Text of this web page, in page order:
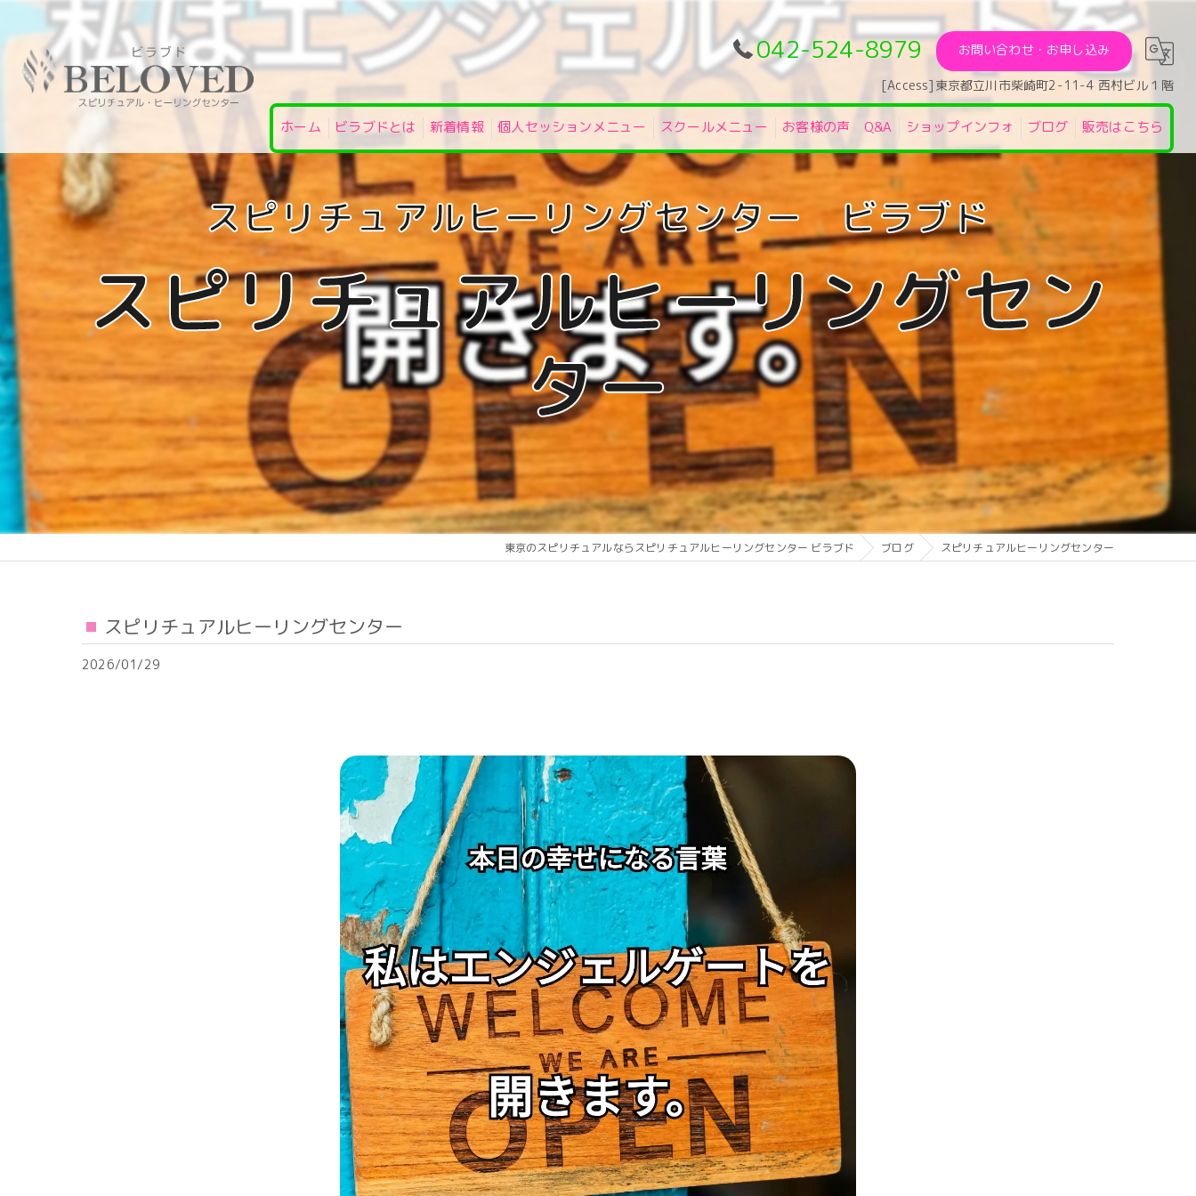
042-524-8979 お問い合わせ・お申し込み
[Access]東京都立川市柴崎町2-11-4 西村ビル１階
ホーム ビラブドとは 新着情報 個人セッションメニュー スクールメニュー お客様の声 Q&A ショップインフォ ブログ 販売はこちら
スピリチュアルヒーリングセン
ター
東京のスピリチュアルならスピリチュアルヒーリングセンター ビラブド ブログ スピリチュアルヒーリングセンター
スピリチュアルヒーリングセンター
2026/01/29